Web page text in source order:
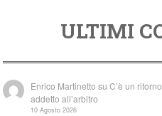
ULTIMI
Enrico Martinetto suC’è un
addetto all’arbitro
10 Agosto 2026